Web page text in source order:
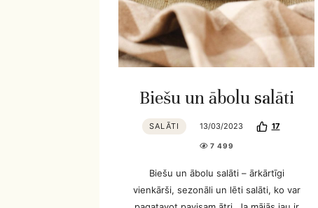
Biešu un ābolu salāti
SALĀTI 13/03/2023 17
7 499
Biešu un ābolu salāti – ārkārtīgi
vienkārši, sezonāli un lēti salāti, ko var